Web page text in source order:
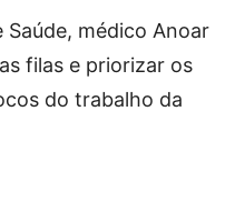
médico Anoar
filas e priorizar os
do trabalho da